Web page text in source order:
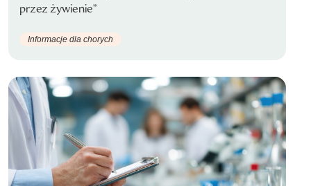
przez żywienie”
Informacje dla chorych